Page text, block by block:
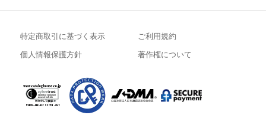
特定商取引に基づく表示 ご利用規約
個人情報保護方針 著作権について